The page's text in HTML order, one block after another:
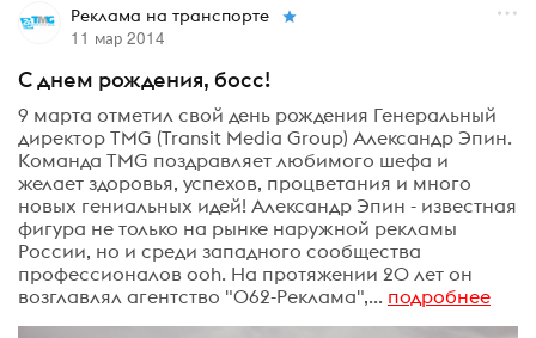
Реклама на транспорте
11 мар 2014
С днем рождения, босс!
9 марта отметил свой день рождения Генеральный
директор TMG (Transit Media Group) Александр Эпин.
Команда TMG поздравляет любимого шефа и
желает здоровья, успехов, процветания и много
новых гениальных идей! Александр Эпин - известная
фигура не только на рынке наружной рекламы
России, но и среди западного сообщества
профессионалов ooh. На протяжении 20 лет он
возглавлял агентство "062-Реклама",... подробнее